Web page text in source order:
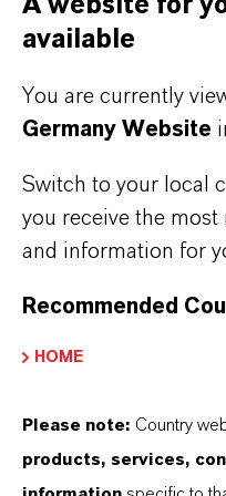
wir weit mehr als nur
partnerschaftliches
unseres Handelns
available
You are currently
Germany Website
Switch to your local
you receive the
and information for
Recommended
HOME
Please note: Country
products, services,